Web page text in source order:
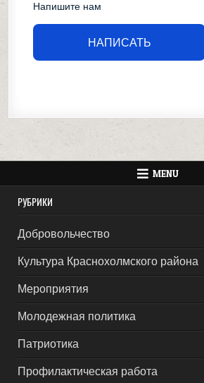
Напишите нам
НАПИСАТЬ
MENU
РУБРИКИ
Добровольчество
Культура Краснохолмского района
Мероприятия
Молодежная политика
Патриотика
Профилактическая работа